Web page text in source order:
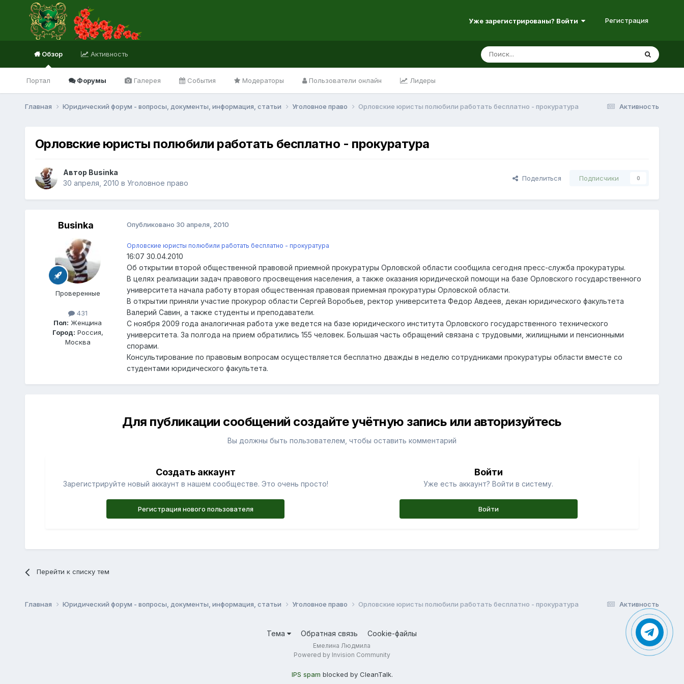
Уже зарегистрированы? Войти Регистрация
Обзор
Портал Форумы Галерея События Модераторы Пользователи онлайн Лидеры
Активность
Активность
Главная Юридический форум - вопросы, документы, информация, статьи Уголовное право Орловские юристы полюбили работать бесплатно - прокуратура
Орловские юристы полюбили работать бесплатно - прокуратура
Автор Businka
30 апреля, 2010 в Уголовное право
Поделиться Подписчики 0
Businka
Проверенные
431
Пол: Женщина
Город: Россия,
Москва
Опубликовано 30 апреля, 2010
Орловские юристы полюбили работать бесплатно - прокуратура
16:07 30.04.2010
Об открытии второй общественной правовой приемной прокуратуры Орловской области сообщила сегодня пресс-служба прокуратуры.
В целях реализации задач правового просвещения населения, а также оказания юридической помощи на базе Орловского государственного
университета начала работу вторая общественная правовая приемная прокуратуры Орловской области.
В открытии приняли участие прокурор области Сергей Воробьев, ректор университета Федор Авдеев, декан юридического факультета
Валерий Савин, а также студенты и преподаватели.
С ноября 2009 года аналогичная работа уже ведется на базе юридического института Орловского государственного технического
университета. За полгода на прием обратились 155 человек. Большая часть обращений связана с трудовыми, жилищными и пенсионными
спорами.
Консультирование по правовым вопросам осуществляется бесплатно дважды в неделю сотрудниками прокуратуры области вместе со
студентами юридического факультета.
Для публикации сообщений создайте учётную запись или авторизуйтесь
Вы должны быть пользователем, чтобы оставить комментарий
Создать аккаунт
Зарегистрируйте новый аккаунт в нашем сообществе. Это очень просто!
Регистрация нового пользователя
Войти
Уже есть аккаунт? Войти в систему.
Войти
Перейти к списку тем
Активность
Главная Юридический форум - вопросы, документы, информация, статьи Уголовное право Орловские юристы полюбили работать бесплатно - прокуратура
Тема Обратная связь Cookie-файлы
Емелина Людмила
Powered by Invision Community
IPS spam blocked by CleanTalk.